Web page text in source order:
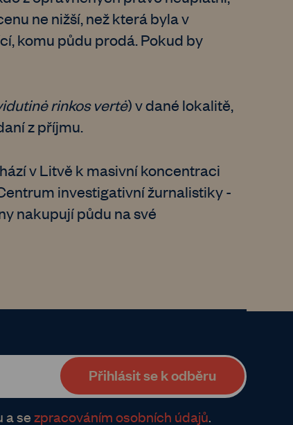
ne nižší, než která byla v
komu půdu prodá. Pokud by
rinkos vertė) v dané lokalitě,
z příjmu.
v Litvě k masivní koncentraci
investigativní žurnalistiky -
nakupují půdu na své
a sezpracováním osobních údajů.